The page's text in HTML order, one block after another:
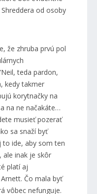
od osoby
že zhruba prvú pol
teda pardon,
kedy takmer
korytnačky na
na ne načakáte…
musieť pozerať
sa snaží byť
to ide, aby som ten
ale inak je skôr
platí aj
Čo mala byť
vôbec nefunguje.